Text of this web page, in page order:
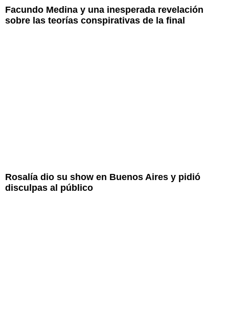
Facundo Medina y una inesperada revelación
sobre las teorías conspirativas de la final
Rosalía dio su show en Buenos Aires y pidió
disculpas al público